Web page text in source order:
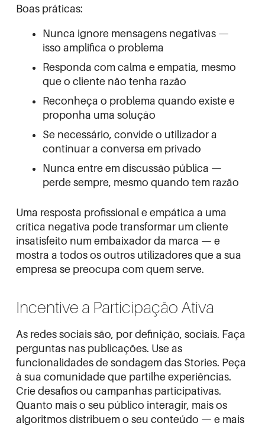
Boas práticas:
Nunca ignore mensagens negativas —
isso amplifica o problema
Responda com calma e empatia, mesmo
que o cliente não tenha razão
Reconheça o problema quando existe e
proponha uma solução
Se necessário, convide o utilizador a
continuar a conversa em privado
Nunca entre em discussão pública —
perde sempre, mesmo quando tem razão
Uma resposta profissional e empática a uma
crítica negativa pode transformar um cliente
insatisfeito num embaixador da marca — e
mostra a todos os outros utilizadores que a sua
empresa se preocupa com quem serve.
Incentive a Participação Ativa
As redes sociais são, por definição, sociais. Faça
perguntas nas publicações. Use as
funcionalidades de sondagem das Stories. Peça
à sua comunidade que partilhe experiências.
Crie desafios ou campanhas participativas.
Quanto mais o seu público interagir, mais os
algoritmos distribuem o seu conteúdo — e mais